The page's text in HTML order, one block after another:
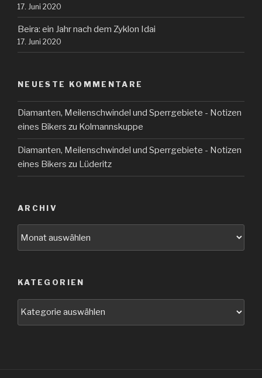
17. Juni 2020
Beira: ein Jahr nach dem Zyklon Idai
17. Juni 2020
NEUESTE KOMMENTARE
Diamanten, Meilenschwindel und Sperrgebiete - Notizen
eines Bikers zu Kolmannskuppe
Diamanten, Meilenschwindel und Sperrgebiete - Notizen
eines Bikers zu Lüderitz
ARCHIV
KATEGORIEN